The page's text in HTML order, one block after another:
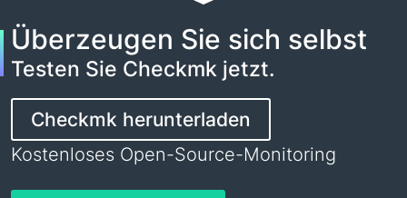
Überzeugen Sie sich selbst
Testen Sie Checkmk jetzt.
Checkmk herunterladen
Kostenloses Open-Source-Monitoring